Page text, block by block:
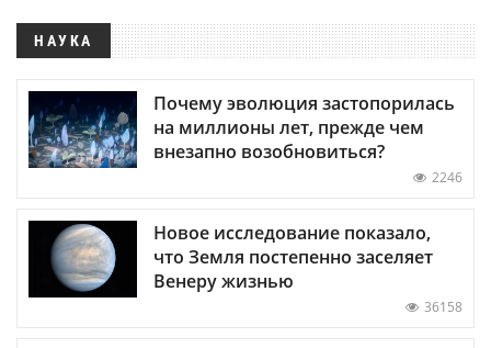
НАУКА
Почему эволюция застопорилась
на миллионы лет, прежде чем
внезапно возобновиться?
2246
Новое исследование показало,
что Земля постепенно заселяет
Венеру жизнью
36158